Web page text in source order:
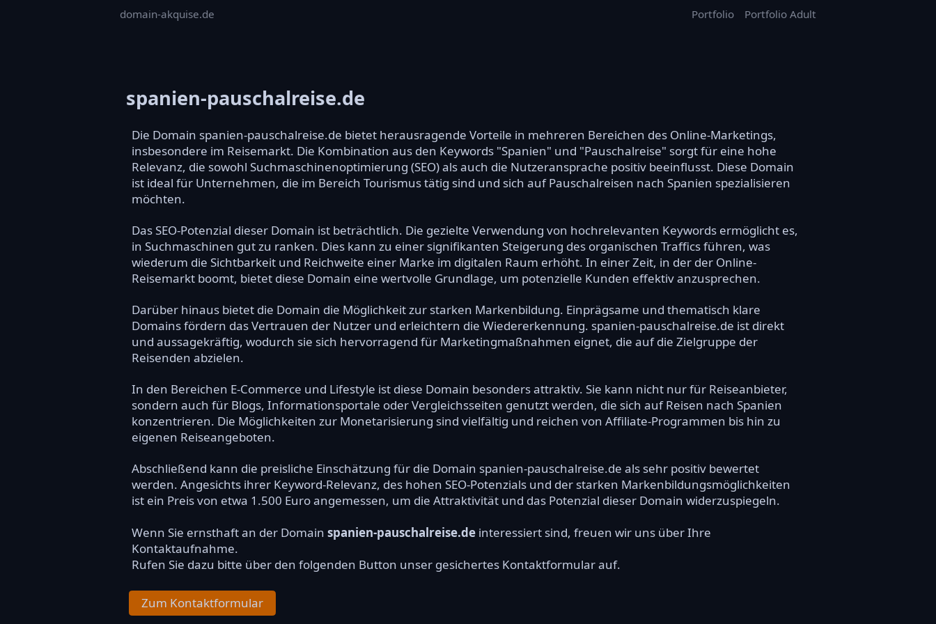
domain-akquise.de Portfolio Portfolio Adult
spanien-pauschalreise.de
Die Domain spanien-pauschalreise.de bietet herausragende Vorteile in mehreren Bereichen des Online-Marketings,
insbesondere im Reisemarkt. Die Kombination aus den Keywords "Spanien" und "Pauschalreise" sorgt für eine hohe
Relevanz, die sowohl Suchmaschinenoptimierung (SEO) als auch die Nutzeransprache positiv beeinflusst. Diese Domain
ist ideal für Unternehmen, die im Bereich Tourismus tätig sind und sich auf Pauschalreisen nach Spanien spezialisieren
möchten.
Das SEO-Potenzial dieser Domain ist beträchtlich. Die gezielte Verwendung von hochrelevanten Keywords ermöglicht es,
in Suchmaschinen gut zu ranken. Dies kann zu einer signifikanten Steigerung des organischen Traffics führen, was
wiederum die Sichtbarkeit und Reichweite einer Marke im digitalen Raum erhöht. In einer Zeit, in der der Online-
Reisemarkt boomt, bietet diese Domain eine wertvolle Grundlage, um potenzielle Kunden effektiv anzusprechen.
Darüber hinaus bietet die Domain die Möglichkeit zur starken Markenbildung. Einprägsame und thematisch klare
Domains fördern das Vertrauen der Nutzer und erleichtern die Wiedererkennung. spanien-pauschalreise.de ist direkt
und aussagekräftig, wodurch sie sich hervorragend für Marketingmaßnahmen eignet, die auf die Zielgruppe der
Reisenden abzielen.
In den Bereichen E-Commerce und Lifestyle ist diese Domain besonders attraktiv. Sie kann nicht nur für Reiseanbieter,
sondern auch für Blogs, Informationsportale oder Vergleichsseiten genutzt werden, die sich auf Reisen nach Spanien
konzentrieren. Die Möglichkeiten zur Monetarisierung sind vielfältig und reichen von Affiliate-Programmen bis hin zu
eigenen Reiseangeboten.
Abschließend kann die preisliche Einschätzung für die Domain spanien-pauschalreise.de als sehr positiv bewertet
werden. Angesichts ihrer Keyword-Relevanz, des hohen SEO-Potenzials und der starken Markenbildungsmöglichkeiten
ist ein Preis von etwa 1.500 Euro angemessen, um die Attraktivität und das Potenzial dieser Domain widerzuspiegeln.
Wenn Sie ernsthaft an der Domain spanien-pauschalreise.de interessiert sind, freuen wir uns über Ihre
Kontaktaufnahme.
Rufen Sie dazu bitte über den folgenden Button unser gesichertes Kontaktformular auf.
Zum Kontaktformular